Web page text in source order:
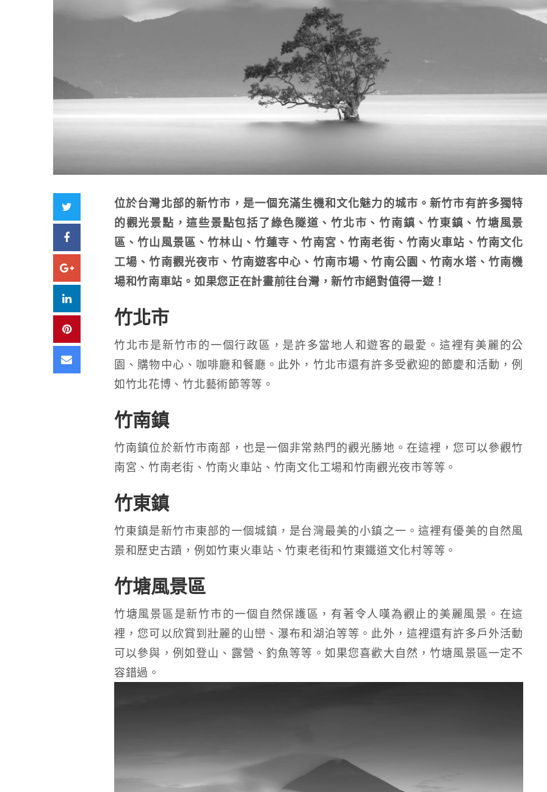
Facebook
Google+
LinkedIn
Pinterest
Email
位於台灣北部的新竹市，是一個充滿生機和文化魅力的城市。新竹市有許多獨特
的觀光景點，這些景點包括了綠色隧道、竹北市、竹南鎮、竹東鎮、竹塘風景
區、竹山風景區、竹林山、竹蓮寺、竹南宮、竹南老街、竹南火車站、竹南文化
工場、竹南觀光夜市、竹南遊客中心、竹南市場、竹南公園、竹南水塔、竹南機
場和竹南車站。如果您正在計畫前往台灣，新竹市絕對值得一遊！
竹北市
竹北市是新竹市的一個行政區，是許多當地人和遊客的最愛。這裡有美麗的公
園、購物中心、咖啡廳和餐廳。此外，竹北市還有許多受歡迎的節慶和活動，例
如竹北花博、竹北藝術節等等。
竹南鎮
竹南鎮位於新竹市南部，也是一個非常熱門的觀光勝地。在這裡，您可以參觀竹
南宮、竹南老街、竹南火車站、竹南文化工場和竹南觀光夜市等等。
竹東鎮
竹東鎮是新竹市東部的一個城鎮，是台灣最美的小鎮之一。這裡有優美的自然風
景和歷史古蹟，例如竹東火車站、竹東老街和竹東鐵道文化村等等。
竹塘風景區
竹塘風景區是新竹市的一個自然保護區，有著令人嘆為觀止的美麗風景。在這
裡，您可以欣賞到壯麗的山巒、瀑布和湖泊等等。此外，這裡還有許多戶外活動
可以參與，例如登山、露營、釣魚等等。如果您喜歡大自然，竹塘風景區一定不
容錯過。